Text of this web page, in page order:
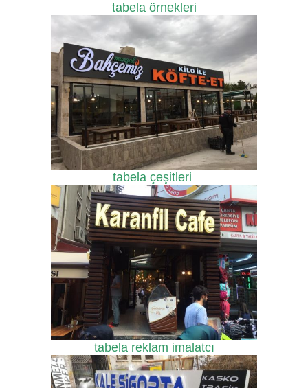
tabela örnekleri
tabela çeşitleri
tabela reklam imalatcı